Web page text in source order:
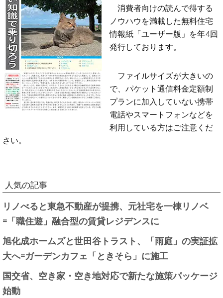
消費者向けの読んで得する
ノウハウを満載した無料住宅
情報紙「ユーザー版」を年4回
発行しております。
ファイルサイズが大きいの
で、パケット通信料金定額制
プランに加入していない携帯
電話やスマートフォンなどを
利用している方はご注意くだ
さい。
人気の記事
リノべると東急不動産が提携、元社宅を一棟リノベ
=「職住遊」融合型の賃貸レジデンスに
旭化成ホームズと世田谷トラスト、「雨庭」の実証拡
大へ=ガーデンカフェ「ときそら」に施工
国交省、空き家・空き地対応で新たな施策パッケージ
始動